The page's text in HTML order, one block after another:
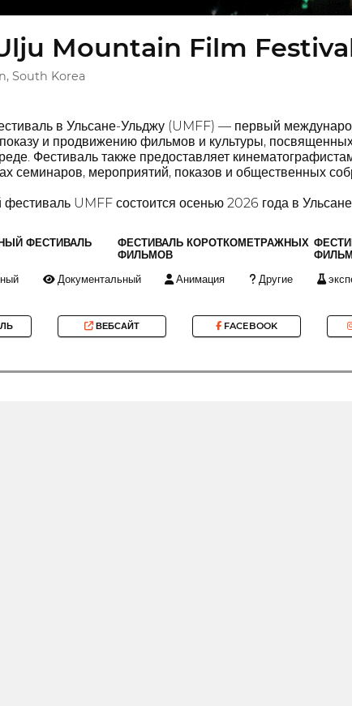
Mountain Film
South Korea
в Ульсане-Ульджу (UMFF) — первый
и продвижению фильмов и культуры,
Фестиваль также предоставляет
семинаров, мероприятий, показов и общественных
UMFF состоится осенью 2026 года в
ФЕСТИВАЛЬ
ФЕСТИВАЛЬ КОРОТКОМЕТРАЖНЫХ
ФИЛЬМОВ
Документальный Анимация Другие
ВЕБСАЙТ FACEBOOK